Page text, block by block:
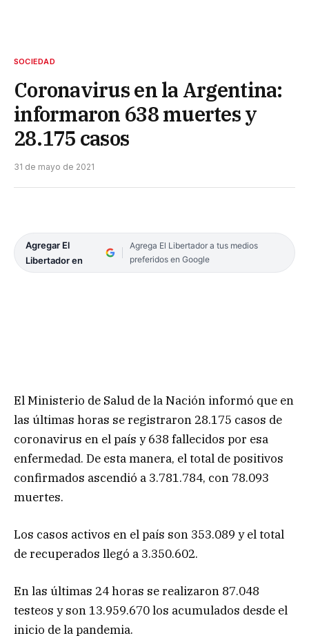
SOCIEDAD
Coronavirus en la Argentina:
informaron 638 muertes y
28.175 casos
31 de mayo de 2021
Agregar El
Libertador en
Agrega El Libertador a tus medios
preferidos en Google
El Ministerio de Salud de la Nación informó que en
las últimas horas se registraron 28.175 casos de
coronavirus en el país y 638 fallecidos por esa
enfermedad. De esta manera, el total de positivos
confirmados ascendió a 3.781.784, con 78.093
muertes.
Los casos activos en el país son 353.089 y el total
de recuperados llegó a 3.350.602.
En las últimas 24 horas se realizaron 87.048
testeos y son 13.959.670 los acumulados desde el
inicio de la pandemia.